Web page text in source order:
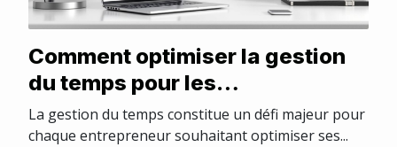
Comment optimiser la gestion
du temps pour les
entrepreneurs ?
La gestion du temps constitue un défi majeur pour
chaque entrepreneur souhaitant optimiser ses...